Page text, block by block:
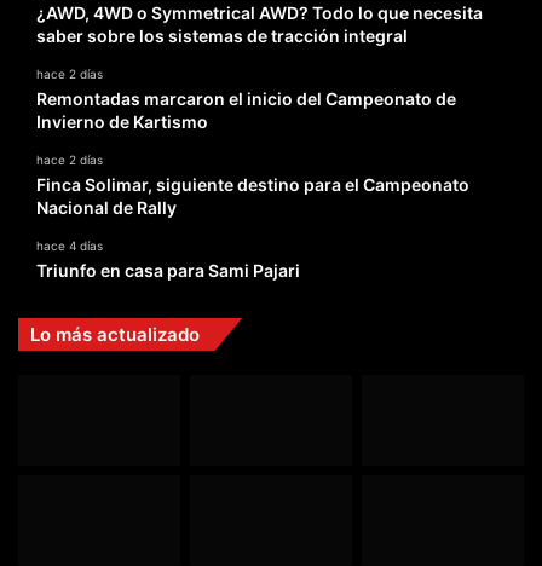
¿AWD, 4WD o Symmetrical AWD? Todo lo que necesita
saber sobre los sistemas de tracción integral
hace 2 días
Remontadas marcaron el inicio del Campeonato de
Invierno de Kartismo
hace 2 días
Finca Solimar, siguiente destino para el Campeonato
Nacional de Rally
hace 4 días
Triunfo en casa para Sami Pajari
Lo más actualizado